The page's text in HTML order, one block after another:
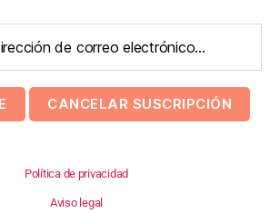
Política de privacidad
Aviso legal